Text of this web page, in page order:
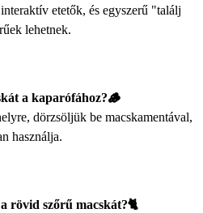
etetők, és egyszerű "találj
lehetnek.
a kaparófához?🪵
dörzsöljük be macskamentával,
használja.
rövid szőrű macskát?🐈